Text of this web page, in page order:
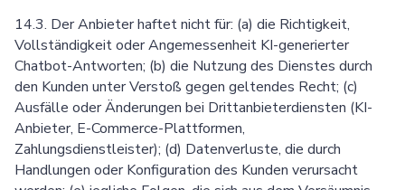
14.3. Der Anbieter haftet nicht für: (a) die Richtigkeit,
Vollständigkeit oder Angemessenheit KI-generierter
Chatbot-Antworten; (b) die Nutzung des Dienstes durch
den Kunden unter Verstoß gegen geltendes Recht; (c)
Ausfälle oder Änderungen bei Drittanbieterdiensten (KI-
Anbieter, E-Commerce-Plattformen,
Zahlungsdienstleister); (d) Datenverluste, die durch
Handlungen oder Konfiguration des Kunden verursacht
Powered by chaterimo